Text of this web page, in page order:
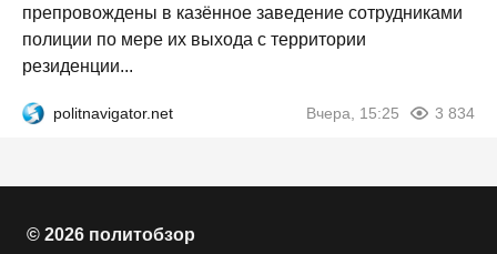
препровождены в казённое заведение сотрудниками
полиции по мере их выхода с территории
резиденции...
politnavigator.net Вчера, 15:25 3 834
© 2026 политобзор